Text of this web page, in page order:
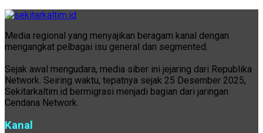
Media regional yang menyajikan beragam kanal dengan
mengangkat pelbagai isu general dan segmented.
Sejak awal mengudara, media siber ini jejaring dari Republika
Network. Seiring waktu, tepatnya sejak 25 Desember 2025,
Sekitarkaltim.id bermigrasi menjadi bagian dari jaringan
Cendana Network.
Kanal